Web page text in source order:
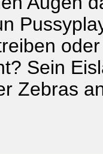
Sein
Zebras